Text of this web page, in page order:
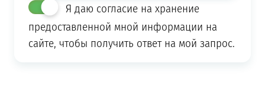
Я даю согласие на хранение
предоставленной мной информации на
сайте, чтобы получить ответ на мой запрос.